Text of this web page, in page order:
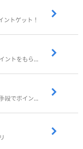
ントゲット！
歩いてポイ活！日常生活でお得にポイントをもらおう
歩いたりアンケート回答など幅広い手段でポイントをゲット